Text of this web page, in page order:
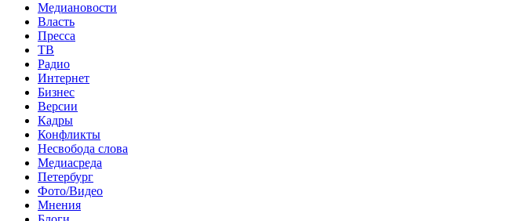
Медиановости
Власть
Пресса
ТВ
Радио
Интернет
Бизнес
Версии
Кадры
Конфликты
Несвобода слова
Медиасреда
Петербург
Фото/Видео
Мнения